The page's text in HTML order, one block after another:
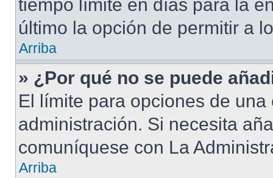
tiempo límite en días para la
último la opción de permitir a
Arriba
» ¿Por qué no se puede
El límite para opciones de
administración. Si necesita
comuníquese con La
Arriba